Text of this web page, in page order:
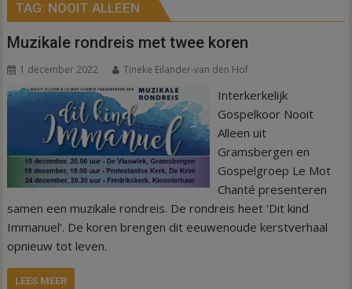
TAG: NOOIT ALLEEN
Muzikale rondreis met twee koren
1 december 2022 Tineke Eilander-van den Hof
Interkerkelijk
Gospelkoor Nooit
Alleen uit
Gramsbergen en
Gospelgroep Le Mot
Chanté presenteren
samen een muzikale rondreis. De rondreis heet ‘Dit kind
Immanuel’. De koren brengen dit eeuwenoude kerstverhaal
opnieuw tot leven.
LEES MEER